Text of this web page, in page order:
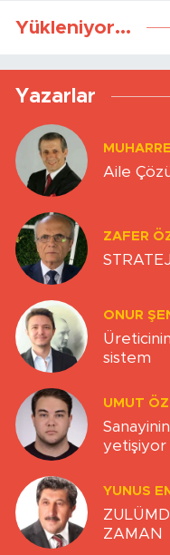
Yükleniyor...
Yazarlar
Aile
ZAFER
ONUR
sistem
UMUT
yetişiyor
YUNUS
ZAMAN